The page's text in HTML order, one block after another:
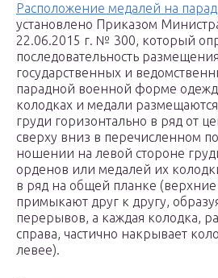
Расположение медалей на
установлено Приказом
22.06.2015 г. № 300, который
последовательность
государственных и
парадной военной форме
колодках и медали
груди горизонтально в ряд от
сверху вниз в перечисленном
ношении на левой стороне
орденов или медалей их
в ряд на общей планке
примыкают друг к другу,
перерывов, а каждая колодка,
справа, частично накрывает
левее).